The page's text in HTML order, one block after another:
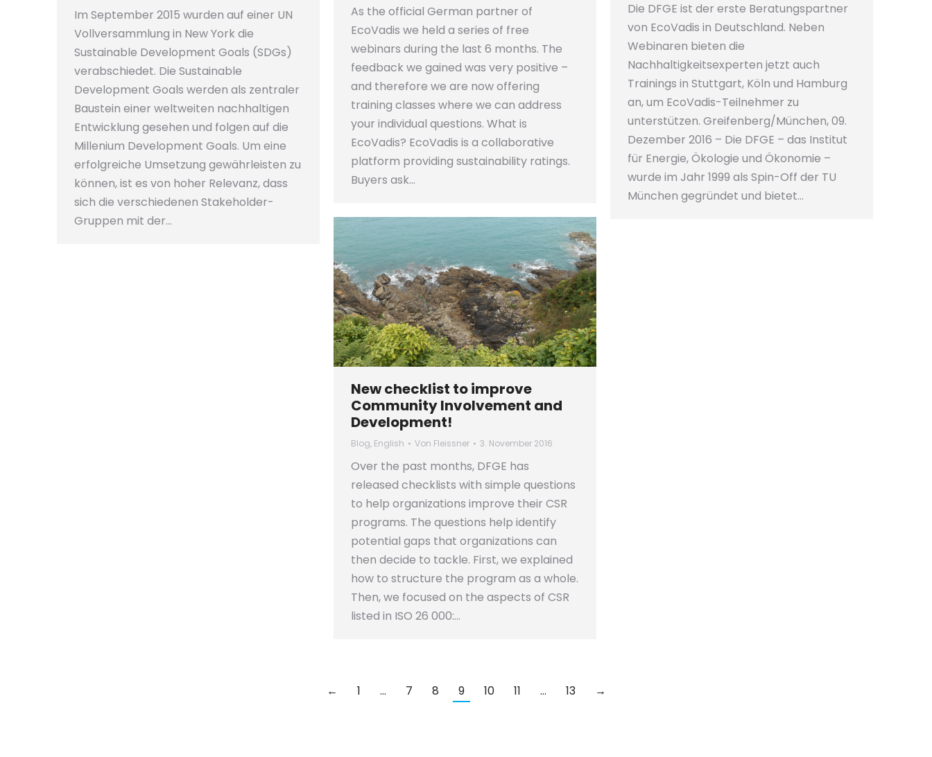
Die DFGE ist der erste Beratungspartner
von EcoVadis in Deutschland. Neben
Webinaren bieten die
Nachhaltigkeitsexperten jetzt auch
Trainings in Stuttgart, Köln und Hamburg
an, um EcoVadis-Teilnehmer zu
unterstützen. Greifenberg/München, 09.
Dezember 2016 – Die DFGE – das Institut
für Energie, Ökologie und Ökonomie –
wurde im Jahr 1999 als Spin-Off der TU
München gegründet und bietet…
As the official German partner of
EcoVadis we held a series of free
webinars during the last 6 months. The
feedback we gained was very positive –
and therefore we are now offering
training classes where we can address
your individual questions. What is
EcoVadis? EcoVadis is a collaborative
platform providing sustainability ratings.
Buyers ask…
Im September 2015 wurden auf einer UN
Vollversammlung in New York die
Sustainable Development Goals (SDGs)
verabschiedet. Die Sustainable
Development Goals werden als zentraler
Baustein einer weltweiten nachhaltigen
Entwicklung gesehen und folgen auf die
Millenium Development Goals. Um eine
erfolgreiche Umsetzung gewährleisten zu
können, ist es von hoher Relevanz, dass
sich die verschiedenen Stakeholder-
Gruppen mit der…
New checklist to improve
Community Involvement and
Development!
Blog, English Von Fleissner 3. November 2016
Over the past months, DFGE has
released checklists with simple questions
to help organizations improve their CSR
programs. The questions help identify
potential gaps that organizations can
then decide to tackle. First, we explained
how to structure the program as a whole.
Then, we focused on the aspects of CSR
listed in ISO 26 000:…
← 1 … 7 8 9 10 11 … 13 →